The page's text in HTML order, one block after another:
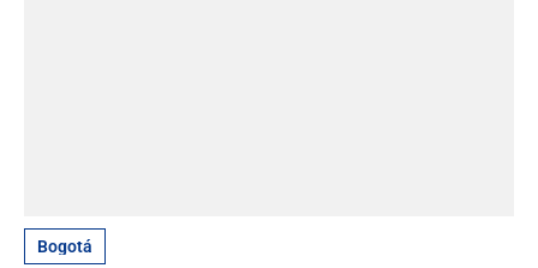
Bogotá